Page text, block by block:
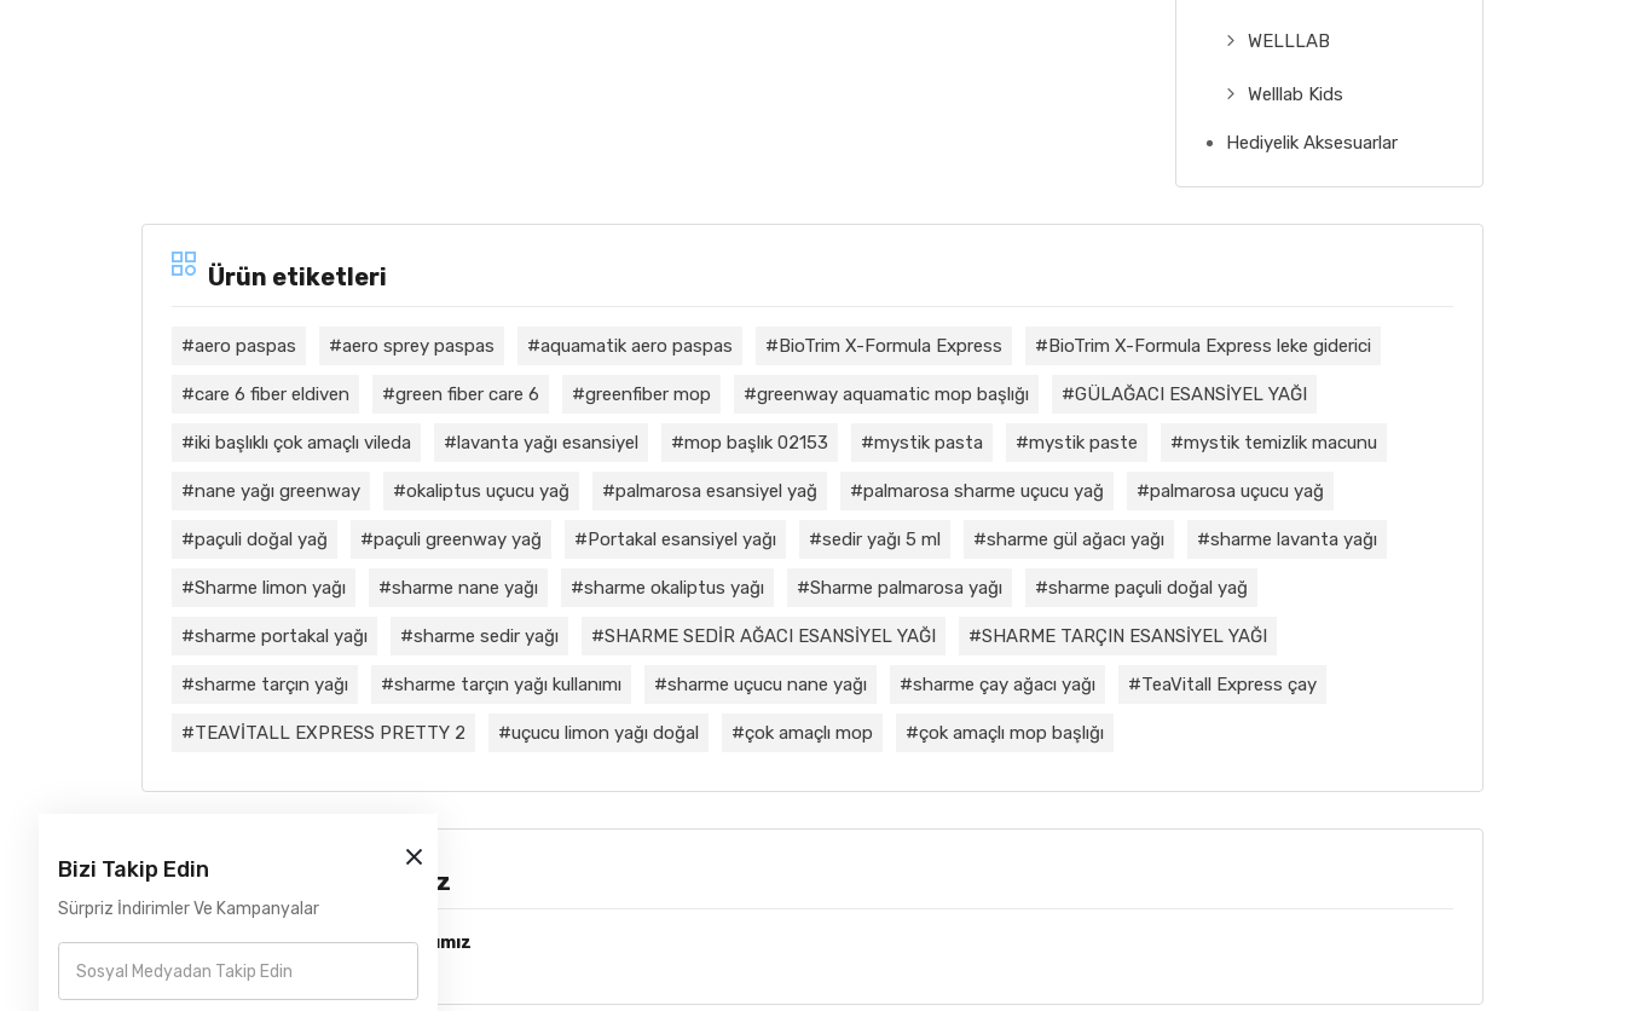
WELLLAB
Welllab Kids
Hediyelik Aksesuarlar
Bizi Takip Edin
Sürpriz İndirimler Ve Kampanyalar
Ürün etiketleri
aero paspas aero sprey paspas aquamatik aero paspas BioTrim X-Formula Express BioTrim X-Formula Express leke giderici
care 6 fiber eldiven green fiber care 6 greenfiber mop greenway aquamatic mop başlığı GÜLAĞACI ESANSİYEL YAĞI
iki başlıklı çok amaçlı vileda lavanta yağı esansiyel mop başlık 02153 mystik pasta mystik paste mystik temizlik macunu
nane yağı greenway okaliptus uçucu yağ palmarosa esansiyel yağ palmarosa sharme uçucu yağ palmarosa uçucu yağ
paçuli doğal yağ paçuli greenway yağ Portakal esansiyel yağı sedir yağı 5 ml sharme gül ağacı yağı sharme lavanta yağı
Sharme limon yağı sharme nane yağı sharme okaliptus yağı Sharme palmarosa yağı sharme paçuli doğal yağ
sharme portakal yağı sharme sedir yağı SHARME SEDİR AĞACI ESANSİYEL YAĞI SHARME TARÇIN ESANSİYEL YAĞI
sharme tarçın yağı sharme tarçın yağı kullanımı sharme uçucu nane yağı sharme çay ağacı yağı TeaVitall Express çay
TEAVİTALL EXPRESS PRETTY 2 uçucu limon yağı doğal çok amaçlı mop çok amaçlı mop başlığı
Çözüm Ortaklarımız
Lojistik ve Kurye Çözüm Ortağımız